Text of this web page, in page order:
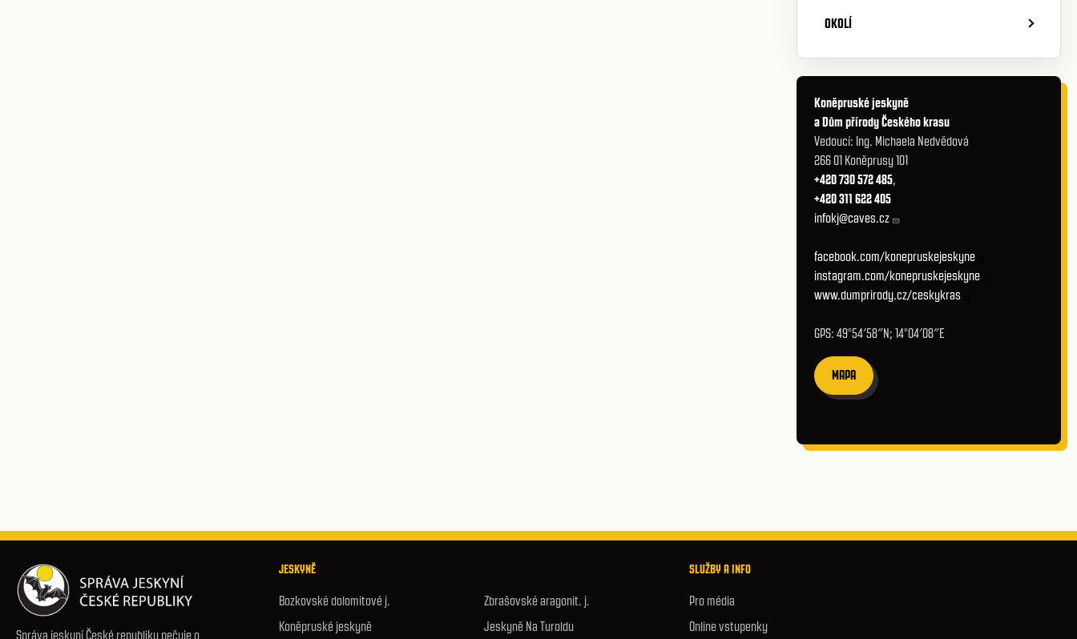
OKOLÍ
Koněpruské jeskyně
a Dům přírody Českého krasu
Vedoucí: Ing. Michaela Nedvědová
266 01 Koněprusy 101
+420 730 572 485,
+420 311 622 405
infokj@caves.cz
facebook.com/konepruskejeskyne
instagram.com/konepruskejeskyne
www.dumprirody.cz/ceskykras
GPS: 49°54′58″N; 14°04′08″E
MAPA
Správa jeskyní České republiky pečuje o
JESKYNĚ
Bozkovské dolomitové j.
Koněpruské jeskyně
Zbrašovské aragonit. j.
Jeskyně Na Turoldu
SLUŽBY A INFO
Pro média
Online vstupenky